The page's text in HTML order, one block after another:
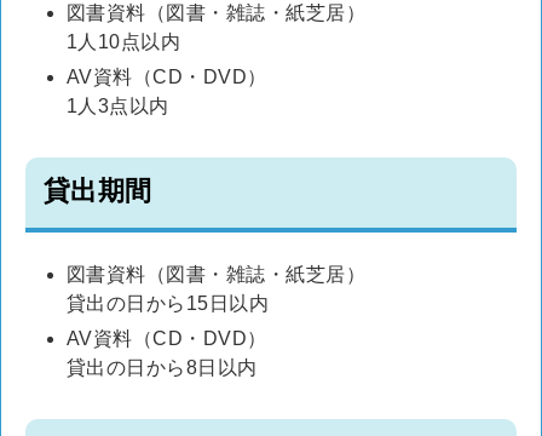
図書資料（図書・雑誌・紙芝居）
1人10点以内
AV資料（CD・DVD）
1人3点以内
貸出期間
図書資料（図書・雑誌・紙芝居）
貸出の日から15日以内
AV資料（CD・DVD）
貸出の日から8日以内